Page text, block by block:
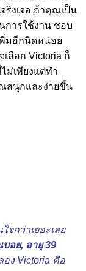
ริงเจอ ถ้าคุณเป็น
ารใช้งาน ชอบ
มอีกนิดหน่อย
ลือก Victoria ก็
ม่เพียงแต่ทำ
สนุกและง่ายขึ้น
จกว่าเยอะเลย
อย, อายุ 39
ง Victoria คือ